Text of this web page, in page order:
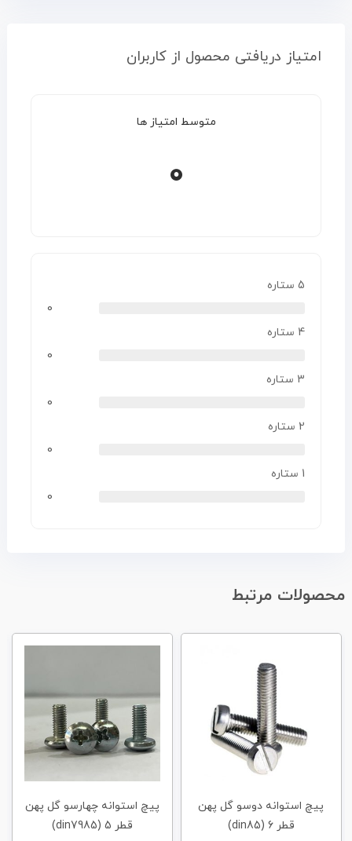
امتیاز دریافتی محصول از کاربران
متوسط امتیاز ها
0
5 ستاره
0
4 ستاره
0
3 ستاره
0
2 ستاره
0
1 ستاره
0
محصولات مرتبط
پیچ استوانه دوسو گل پهن
قطر 6 (din85)
پیچ استوانه چهارسو گل پهن
قطر 5 (din7985)